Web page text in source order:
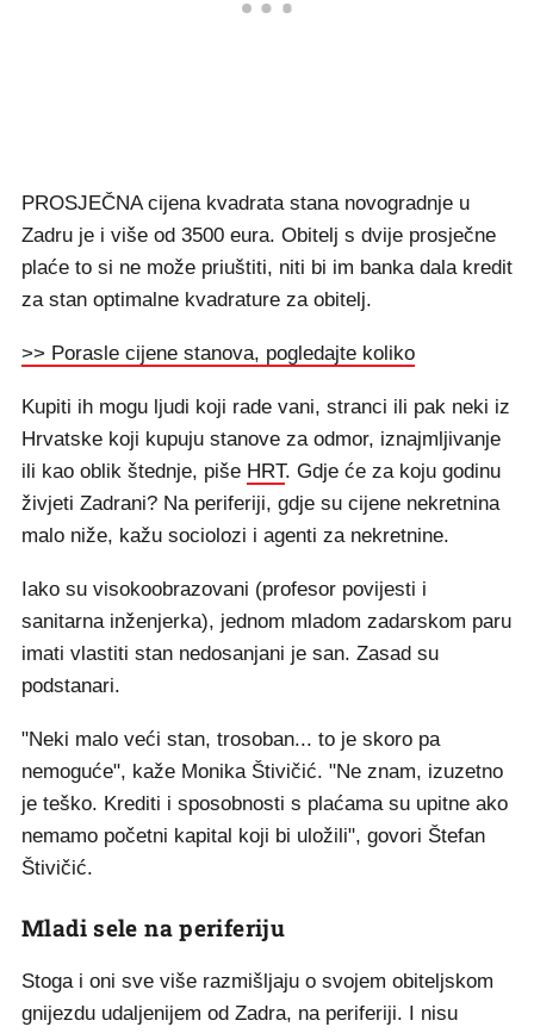
PROSJEČNA cijena kvadrata stana novogradnje u
Zadru je i više od 3500 eura. Obitelj s dvije prosječne
plaće to si ne može priuštiti, niti bi im banka dala kredit
za stan optimalne kvadrature za obitelj.
>> Porasle cijene stanova, pogledajte koliko
Kupiti ih mogu ljudi koji rade vani, stranci ili pak neki iz
Hrvatske koji kupuju stanove za odmor, iznajmljivanje
ili kao oblik štednje, piše HRT. Gdje će za koju godinu
živjeti Zadrani? Na periferiji, gdje su cijene nekretnina
malo niže, kažu sociolozi i agenti za nekretnine.
Iako su visokoobrazovani (profesor povijesti i
sanitarna inženjerka), jednom mladom zadarskom paru
imati vlastiti stan nedosanjani je san. Zasad su
podstanari.
"Neki malo veći stan, trosoban... to je skoro pa
nemoguće", kaže Monika Štivičić. "Ne znam, izuzetno
je teško. Krediti i sposobnosti s plaćama su upitne ako
nemamo početni kapital koji bi uložili", govori Štefan
Štivičić.
Mladi sele na periferiju
Stoga i oni sve više razmišljaju o svojem obiteljskom
gnijezdu udaljenijem od Zadra, na periferiji. I nisu